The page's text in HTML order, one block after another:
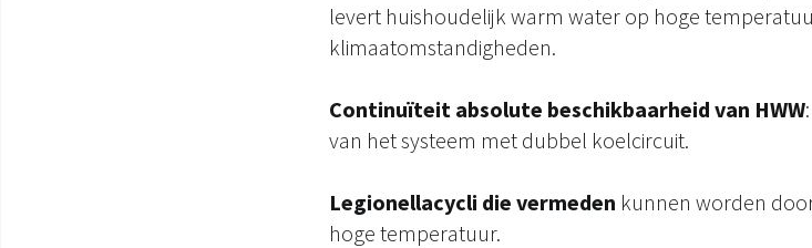
levert huishoudelijk warm water op hoge
klimaatomstandigheden.
Continuïteit absolute beschikbaarheid van HWW
van het systeem met dubbel koelcircuit.
Legionellacycli die vermeden kunnen worden
hoge temperatuur.